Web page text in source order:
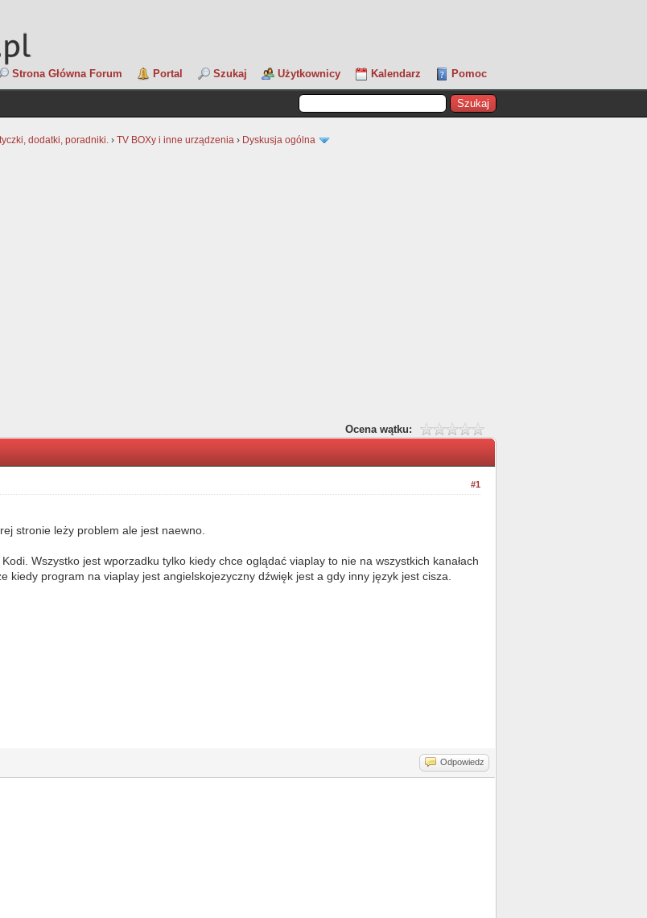
Strona Główna Forum Portal Szukaj Użytkownicy Kalendarz Pomoc
dodatki, poradniki. › TV BOXy i inne urządzenia › Dyskusja ogólna
Ocena wątku:
#1
stronie leży problem ale jest naewno.
Wszystko jest wporzadku tylko kiedy chce oglądać viaplay to nie na wszystkich kanałach
kiedy program na viaplay jest angielskojezyczny dźwięk jest a gdy inny język jest cisza.
Odpowiedz